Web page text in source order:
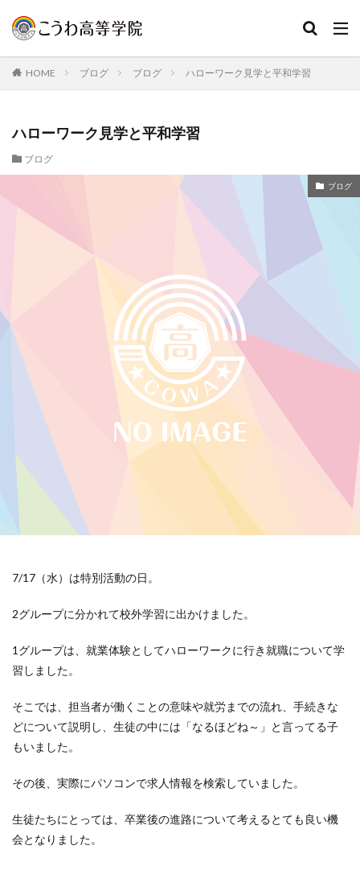
HOME ブログ ブログ ハローワーク見学と平和学習
ハローワーク見学と平和学習
ブログ
ブログ
7/17（水）は特別活動の日。
2グループに分かれて校外学習に出かけました。
1グループは、就業体験としてハローワークに行き就職について学
習しました。
そこでは、担当者が働くことの意味や就労までの流れ、手続きな
どについて説明し、生徒の中には「なるほどね～」と言ってる子
もいました。
その後、実際にパソコンで求人情報を検索していました。
生徒たちにとっては、卒業後の進路について考えるとても良い機
会となりました。